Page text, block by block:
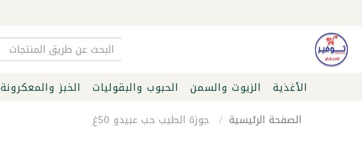
الأغذية الزيوت والسمن الحبوب والبقوليات الخبز والمعكرونة
الصفحة الرئيسية
جوزة الطيب حب عبيدو 50غ